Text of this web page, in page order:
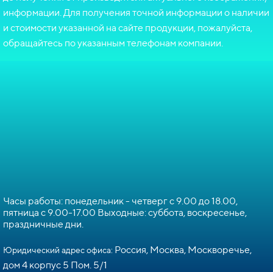
информации. Для получения точной информации о наличии
и стоимости указанной на сайте продукции, пожалуйста,
обращайтесь по указанным телефонам компании.
Часы работы: понедельник - четверг с 9.00 до 18.00,
пятница с 9.00-17.00 Выходные: суббота, воскресенье,
праздничные дни.
Юридический адрес офиса: Россия, Москва, Москворечье,
дом 4 корпус 5 Пом. 5/1